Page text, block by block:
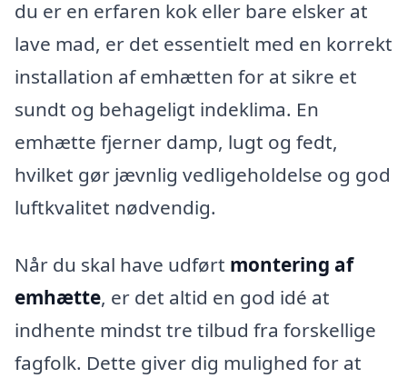
du er en erfaren kok eller bare elsker at
lave mad, er det essentielt med en korrekt
installation af emhætten for at sikre et
sundt og behageligt indeklima. En
emhætte fjerner damp, lugt og fedt,
hvilket gør jævnlig vedligeholdelse og god
luftkvalitet nødvendig.
Når du skal have udført montering af
emhætte, er det altid en god idé at
indhente mindst tre tilbud fra forskellige
fagfolk. Dette giver dig mulighed for at